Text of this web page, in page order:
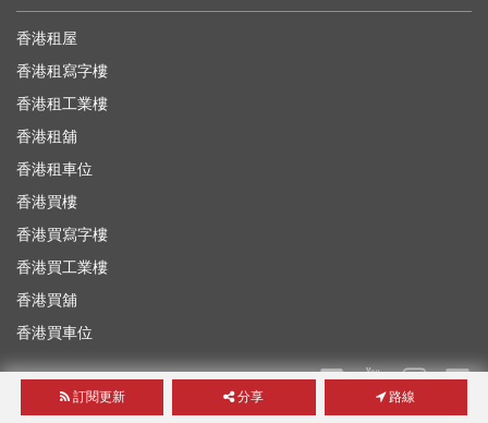
訂閱更新 分享 路線
香港租屋
香港租寫字樓
香港租工業樓
香港租舖
香港租車位
香港買樓
香港買寫字樓
香港買工業樓
香港買舖
香港買車位